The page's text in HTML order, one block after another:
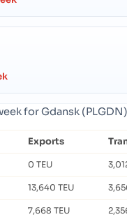
for Gdansk
Exports
0 TEU
13,640 TEU
7,668 TEU